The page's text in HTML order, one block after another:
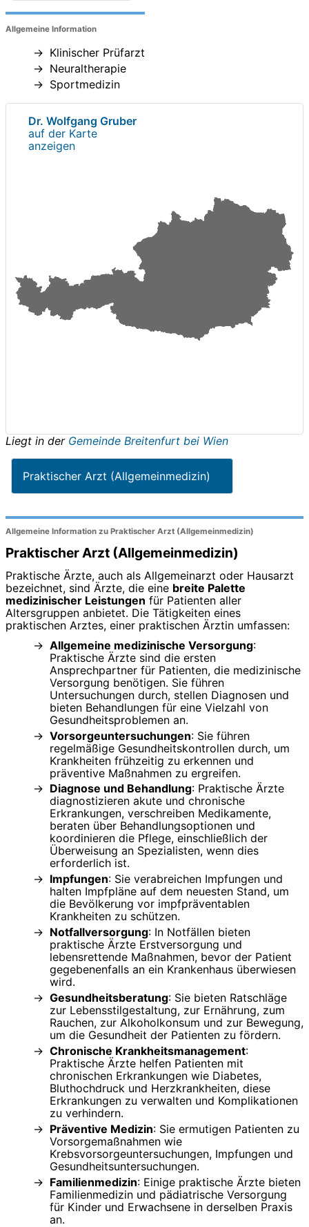
Allgemeine Information
Klinischer Prüfarzt
Neuraltherapie
Sportmedizin
Dr. Wolfgang Gruber
auf der Karte
anzeigen
Liegt in der Gemeinde Breitenfurt bei Wien
Praktischer Arzt (Allgemeinmedizin)
Allgemeine Information zu Praktischer Arzt (Allgemeinmedizin)
Praktischer Arzt (Allgemeinmedizin)
Praktische Ärzte, auch als Allgemeinarzt oder Hausarzt
bezeichnet, sind Ärzte, die eine breite Palette
medizinischer Leistungen für Patienten aller
Altersgruppen anbietet. Die Tätigkeiten eines
praktischen Arztes, einer praktischen Ärztin umfassen:
Allgemeine medizinische Versorgung:
Praktische Ärzte sind die ersten
Ansprechpartner für Patienten, die medizinische
Versorgung benötigen. Sie führen
Untersuchungen durch, stellen Diagnosen und
bieten Behandlungen für eine Vielzahl von
Gesundheitsproblemen an.
Vorsorgeuntersuchungen: Sie führen
regelmäßige Gesundheitskontrollen durch, um
Krankheiten frühzeitig zu erkennen und
präventive Maßnahmen zu ergreifen.
Diagnose und Behandlung: Praktische Ärzte
diagnostizieren akute und chronische
Erkrankungen, verschreiben Medikamente,
beraten über Behandlungsoptionen und
koordinieren die Pflege, einschließlich der
Überweisung an Spezialisten, wenn dies
erforderlich ist.
Impfungen: Sie verabreichen Impfungen und
halten Impfpläne auf dem neuesten Stand, um
die Bevölkerung vor impfpräventablen
Krankheiten zu schützen.
Notfallversorgung: In Notfällen bieten
praktische Ärzte Erstversorgung und
lebensrettende Maßnahmen, bevor der Patient
gegebenenfalls an ein Krankenhaus überwiesen
wird.
Gesundheitsberatung: Sie bieten Ratschläge
zur Lebensstilgestaltung, zur Ernährung, zum
Rauchen, zur Alkoholkonsum und zur Bewegung,
um die Gesundheit der Patienten zu fördern.
Chronische Krankheitsmanagement:
Praktische Ärzte helfen Patienten mit
chronischen Erkrankungen wie Diabetes,
Bluthochdruck und Herzkrankheiten, diese
Erkrankungen zu verwalten und Komplikationen
zu verhindern.
Präventive Medizin: Sie ermutigen Patienten zu
Vorsorgemaßnahmen wie
Krebsvorsorgeuntersuchungen, Impfungen und
Gesundheitsuntersuchungen.
Familienmedizin: Einige praktische Ärzte bieten
Familienmedizin und pädiatrische Versorgung
für Kinder und Erwachsene in derselben Praxis
an.